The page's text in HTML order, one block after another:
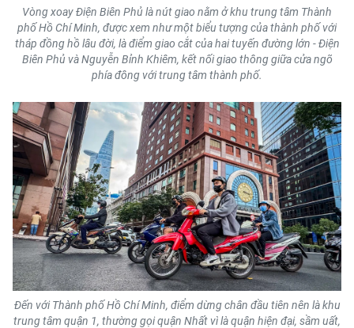
Vòng xoay Điện Biên Phủ là nút giao nằm ở khu trung tâm Thành
phố Hồ Chí Minh, được xem như một biểu tượng của thành phố với
tháp đồng hồ lâu đời, là điểm giao cắt của hai tuyến đường lớn - Điện
Biên Phủ và Nguyễn Bỉnh Khiêm, kết nối giao thông giữa cửa ngõ
phía đông với trung tâm thành phố.
Đến với Thành phố Hồ Chí Minh, điểm dừng chân đầu tiên nên là khu
trung tâm quận 1, thường gọi quận Nhất vì là quận hiện đại, sầm uất,